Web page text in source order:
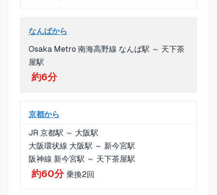
なんばから
Osaka Metro 南海高野線 なんば駅 ～ 天下茶
屋駅
約6分
京都から
JR 京都駅 ～ 大阪駅
大阪環状線 大阪駅 ～ 新今宮駅
阪神線 新今宮駅 ～ 天下茶屋駅
約60分 乗換2回